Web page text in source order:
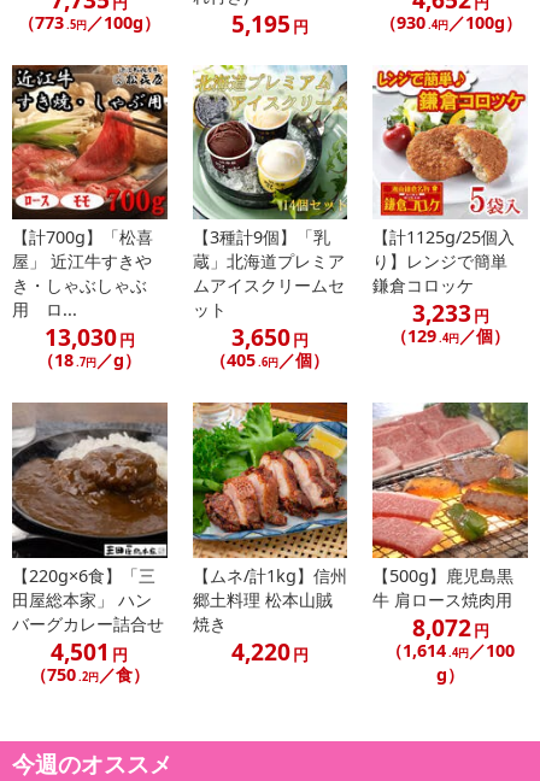
※配送日時の指定が可能な商品の場合、商品によってご指定できる
配送日、配送時間が異なる可能性がございます。
カート機能をご利用の場合は、配送日時指定をご利用いただけませ
ん。
発送日カレンダー
休業日
■その他共通および商品カテゴリー別注意事項（※必ずご確認くだ
さい）
こちらの情報は2026年07月09日 時点での情報となります。
（773.5円 ／100g） 5,195 円 （930.4円／100g）
【計700g】「松喜
屋」 近江牛すきや
き・しゃぶしゃぶ
用 ロ...
13,030円
（18.7円／g）
【3種計9個】「乳
蔵」北海道プレミア
ムアイスクリームセ
ット
3,650円
（405.6円／個）
【計1125g/25個入
り】レンジで簡単
鎌倉コロッケ
3,233円
（129.4円／個）
【220g×6食】「三
田屋総本家」 ハン
バーグカレー詰合せ
4,501 円
（750.2円／食）
【ムネ/計1kg】信州
郷土料理 松本山賊
焼き
4,220円
【500g】鹿児島黒
牛 肩ロース焼肉用
8,072円
（1,614.4円／100
g）
今週のオススメ